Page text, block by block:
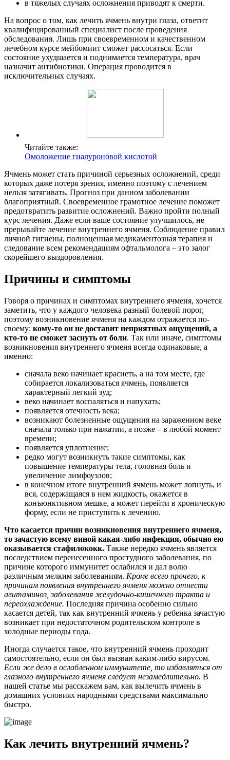
в тяжелых случаях осложнения приводят к смерти.
На вопрос о том, как лечить ячмень внутри глаза, ответит
квалифицированный специалист после проведения
обследования. Лишь при своевременном и качественном
лечебном курсе мейбомиит сможет рассосаться. Если
состояние ухудшается и поднимается температура, врач
назначит антибиотики. Операция проводится в
исключительных случаях.
Читайте также:
Омоложение гиалуроновой кислотой
Ячмень может стать причиной серьезных осложнений, среди
которых даже потеря зрения, именно поэтому с лечением
нельзя затягивать. Прогноз при данном заболевании
благоприятный. Своевременное грамотное лечение поможет
предотвратить развитие осложнений. Важно пройти полный
курс лечения. Даже если ваше состояние улучшилось, не
прерывайте лечение внутреннего ячменя. Соблюдение правил
личной гигиены, полноценная медикаментозная терапия и
следование всем рекомендациям офтальмолога – это залог
скорейшего выздоровления.
Причины и симптомы
Говоря о причинах и симптомах внутреннего ячменя, хочется
заметить, что у каждого человека разный болевой порог,
поэтому возникновение ячменя на каждом отражается по-
своему: кому-то он не доставит неприятных ощущений, а
кто-то не сможет заснуть от боли. Так или иначе, симптомы
возникновения внутреннего ячменя всегда одинаковые, а
именно:
сначала веко начинает краснеть, а на том месте, где
собирается локализоваться ячмень, появляется
характерный легкий зуд;
веко начинает воспаляться и напухать;
появляется отечность века;
возникают болезненные ощущения на зараженном веке
сначала только при нажатии, а позже – в любой момент
времени;
появляется уплотнение;
редко могут возникнуть такие симптомы, как
повышение температуры тела, головная боль и
увеличение лимфоузлов;
в конечном итоге внутренний ячмень может лопнуть, и
вся, содержащаяся в нем жидкость, окажется в
конъюнктивном мешке, а может перейти в хроническую
форму, если не приступить к лечению.
Что касается причин возникновения внутреннего ячменя,
то зачастую всему виной какая-либо инфекция, обычно ею
оказывается стафилококк. Также нередко ячмень является
последствием перенесенного простудного заболевания, по
причине которого иммунитет ослабился и дал волю
различным мелким заболеваниям. Кроме всего прочего, к
причинам появления внутреннего ячменя можно отнести
авитаминоз, заболевания желудочно-кишечного тракта и
переохлаждение. Последняя причина особенно сильно
касается детей, так как внутренний ячмень у ребенка зачастую
возникает при недостаточном родительском контроле в
холодные периоды года.
Иногда случается такое, что внутренний ячмень проходит
самостоятельно, если он был вызван каким-либо вирусом.
Если же дело в ослабленном иммунитете, то избавляться от
глазного внутреннего ячменя следует незамедлительно. В
нашей статье мы расскажем вам, как вылечить ячмень в
домашних условиях народными средствами максимально
быстро.
Как лечить внутренний ячмень?